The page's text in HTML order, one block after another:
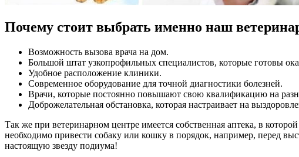
Почему стоит выбрать именно наш
Возможность вызова врача на дом.
Большой штат узкопрофильных специалистов, которые готовы
Удобное расположение клиники.
Современное оборудование для точной диагностики болезней.
Врачи, которые постоянно повышают свою квалификацию на
Доброжелательная обстановка, которая настраивает на
Так же при ветеринарном центре имеется собственная аптека, в
необходимо привести собаку или кошку в порядок, например, перед
настоящую звезду подиума!